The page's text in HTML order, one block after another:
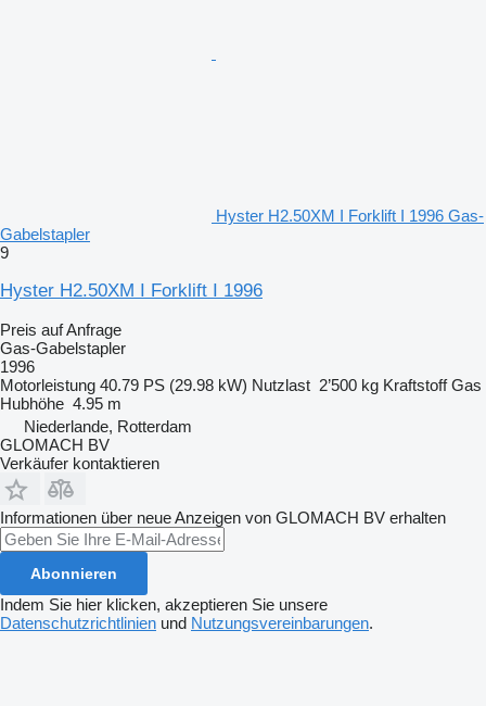
Hyster H2.50XM I Forklift I 1996 Gas-
Gabelstapler
9
Hyster H2.50XM I Forklift I 1996
Preis auf Anfrage
Gas-Gabelstapler
1996
Motorleistung 40.79 PS (29.98 kW) Nutzlast 2’500 kg Kraftstoff Gas
Hubhöhe 4.95 m
Niederlande, Rotterdam
GLOMACH BV
Verkäufer kontaktieren
Informationen über neue Anzeigen von GLOMACH BV erhalten
Abonnieren
Indem Sie hier klicken, akzeptieren Sie unsere
Datenschutzrichtlinien und Nutzungsvereinbarungen.